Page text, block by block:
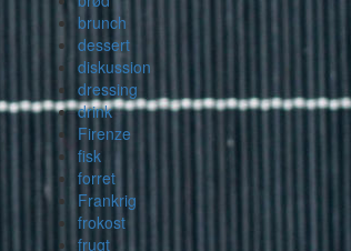
brunch
dessert
diskussion
dressing
drink
Firenze
fisk
forret
Frankrig
frokost
frugt